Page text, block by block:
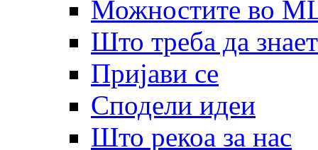
Можностите во
Што треба да
Пријави се
Сподели идеи
Што рекоа за нас